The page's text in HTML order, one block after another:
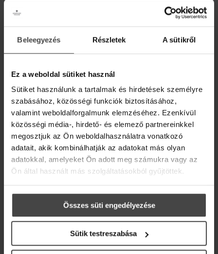
Beleegyezés Részletek A sütikről
Ez a weboldal sütiket használ
Sütiket használunk a tartalmak és hirdetések személyre
szabásához, közösségi funkciók biztosításához,
valamint weboldalforgalmunk elemzéséhez. Ezenkívül
közösségi média-, hirdető- és elemező partnereinkkel
megosztjuk az Ön weboldalhasználatra vonatkozó
adatait, akik kombinálhatják az adatokat más olyan
adatokkal, amelyeket Ön adott meg számukra vagy az
Ön által használt más szolgáltatásokból gyűjtöttek.
Összes süti engedélyezése
Sütik testreszabása
adriennefeller_official készítette ezt a képet.
Ezekért a reggeli fényekért
érdemes korán felkelni...
2015 augusztus 10. Feller Adrienne
adriennefeller_official készítette ezt a képet.
ELOLVASOM
régebbi bejegyzések ❯